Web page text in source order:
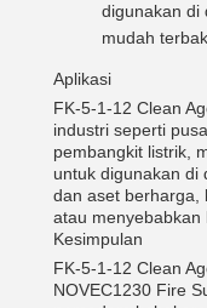
digunakan di
mudah
Aplikasi
FK-5-1-12 Clean
industri seperti
pembangkit listrik,
untuk digunakan di
dan aset berharga,
atau menyebabkan
Kesimpulan
FK-5-1-12 Clean
NOVEC1230 Fire